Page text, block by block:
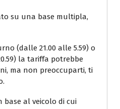
su una base multipla,
(dalle 21.00 alle 5.59) o
la tariffa potrebbe
ma non preoccuparti, ti
base al veicolo di cui